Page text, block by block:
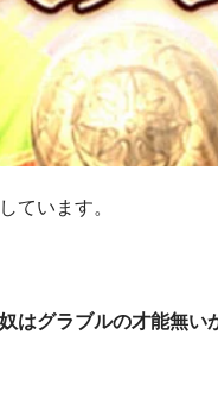
ています。
はグラブルの才能無い